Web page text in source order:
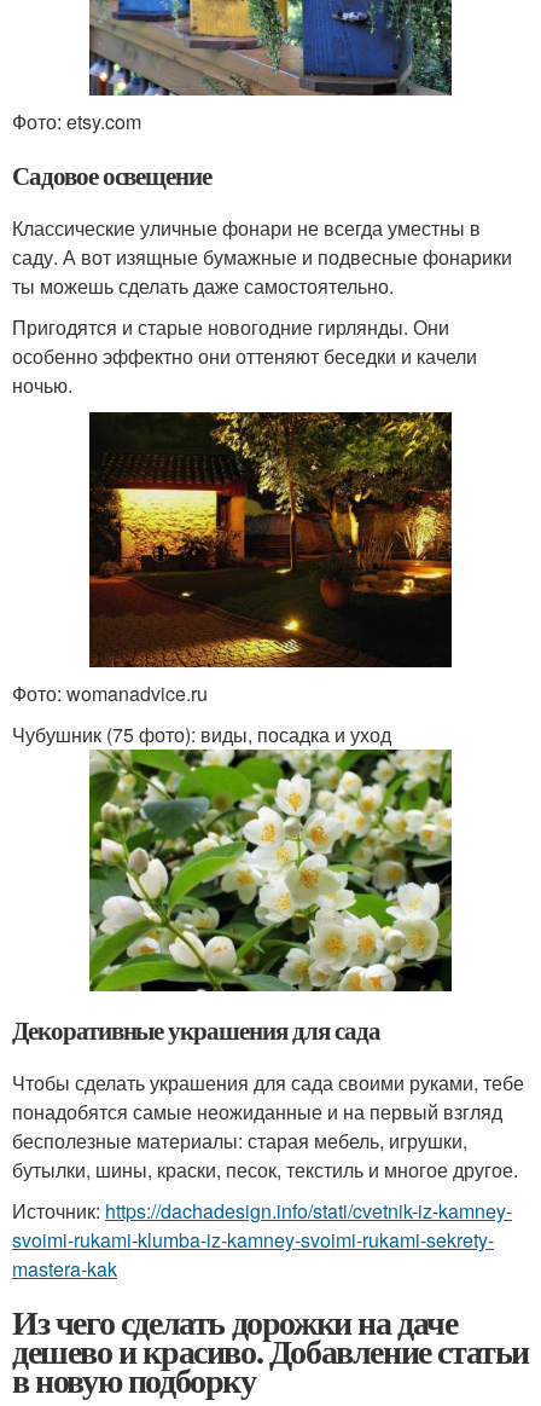
Фото: etsy.com
Садовое освещение
Классические уличные фонари не всегда уместны в
саду. А вот изящные бумажные и подвесные фонарики
ты можешь сделать даже самостоятельно.
Пригодятся и старые новогодние гирлянды. Они
особенно эффектно они оттеняют беседки и качели
ночью.
Фото: womanadvice.ru
Чубушник (75 фото): виды, посадка и уход
Декоративные украшения для сада
Чтобы сделать украшения для сада своими руками, тебе
понадобятся самые неожиданные и на первый взгляд
бесполезные материалы: старая мебель, игрушки,
бутылки, шины, краски, песок, текстиль и многое другое.
Источник: https://dachadesign.info/stati/cvetnik-iz-kamney-
svoimi-rukami-klumba-iz-kamney-svoimi-rukami-sekrety-
mastera-kak
Из чего сделать дорожки на даче
дешево и красиво. Добавление статьи
в новую подборку